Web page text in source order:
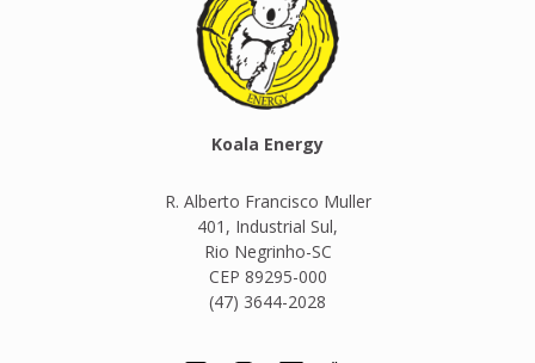
Koala Energy
R. Alberto Francisco Muller
401, Industrial Sul,
Rio Negrinho-SC
CEP 89295-000
(47) 3644-2028